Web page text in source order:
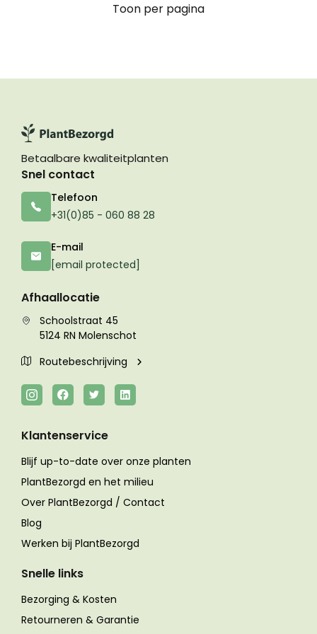
Toon per pagina
Betaalbare kwaliteitplanten
Snel contact
Telefoon
+31(0)85 - 060 88 28
E-mail
[email protected]
Afhaallocatie
Schoolstraat 45
5124 RN Molenschot
Routebeschrijving
Klantenservice
Blijf up-to-date over onze planten
PlantBezorgd en het milieu
Over PlantBezorgd / Contact
Blog
Werken bij PlantBezorgd
Snelle links
Bezorging & Kosten
Retourneren & Garantie